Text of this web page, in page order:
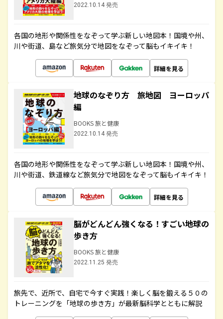
2022.10.14 発売
各国の地形や関係性をなぞって学ぶ新しい地図本！国境や州、
川や街道、島など旅気分で地図をなぞって脳もイキイキ！
詳細を見る
地球のなぞり方 旅地図 ヨーロッパ
編
BOOKS 旅と健康
2022.10.14 発売
各国の地形や関係性をなぞって学ぶ新しい地図本！国境や州、
川や街道、鉄道線など旅気分で地図をなぞって脳もイキイキ！
詳細を見る
脳がどんどん強くなる！すごい地球の
歩き方
BOOKS 旅と健康
2022.11.25 発売
旅先で、近所で、自宅で今すぐ実践！楽しく脳を鍛える５０の
トレーニングを「地球の歩き方」が最新脳科学とともに解説